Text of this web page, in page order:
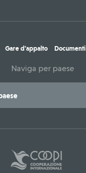
Gare d'appalto Documenti
Naviga per paese